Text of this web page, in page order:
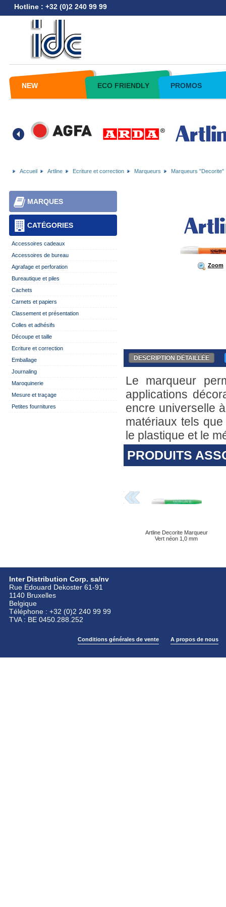
Hotline : +32 (0)2 240 99 99
NEW ECO FRIENDLY PROMOS
Accueil Artline Ecriture et correction Marqueurs Marqueurs "Decorite"
CATÉGORIES
MARQUES
Accessoires cadeaux
Accessoires de bureau
Agrafage et perforation
Bureautique et piles
Cachets
Carnets et papiers
Classement et présentation
Colles et adhésifs
Découpe et taille
Ecriture et correction
Emballage
Journaling
Maroquinerie
Mesure et traçage
Petites fournitures
Zoom
DESCRIPTION DÉTAILLÉE
Le marqueur
applications
encre universelle
matériaux tels
le plastique et le
PRODUITS
Artline Decorite Marqueur
Vert néon 1,0 mm
Inter Distribution Corp. sa/nv
Rue Edouard Dekoster 61-91
1140 Bruxelles
Belgique
Téléphone : +32 (0)2 240 99 99
TVA : BE 0450.288.252
Conditions générales de vente A propos de nous